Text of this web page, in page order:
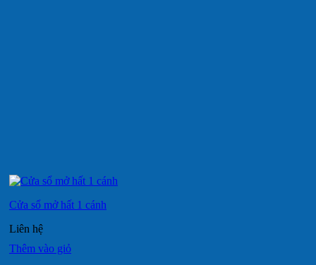
Cửa sổ mở hất 1 cánh
Liên hệ
Thêm vào giỏ